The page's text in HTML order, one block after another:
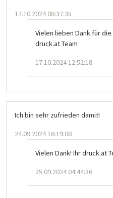
17.10.2024 08:37:35
Vielen lieben Dank für
druck.at Team
17.10.2024 12:52:18
Ich bin sehr zufrieden damit!
24.09.2024 16:19:08
Vielen Dank! Ihr druck.at
25.09.2024 04:44:36